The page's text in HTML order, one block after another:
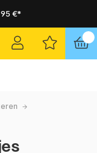
€*
€*